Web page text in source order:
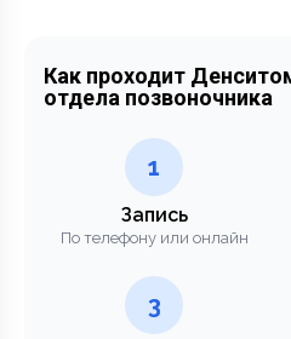
Как проходит
отдела позвоночника
1
Запись
По телефону или онлайн
3